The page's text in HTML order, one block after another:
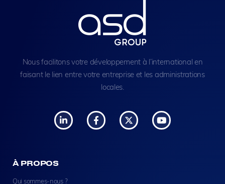
Nous facilitons votre développement à l’international en
faisant le lien entre votre entreprise et les administrations
locales.
À PROPOS
Qui sommes-nous ?